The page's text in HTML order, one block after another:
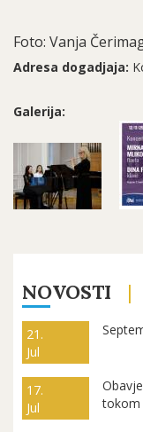
Foto: Vanja
Adresa dogadjaja:
Galerija:
NOVOSTI
21.
Jul
17.
Jul
tokom